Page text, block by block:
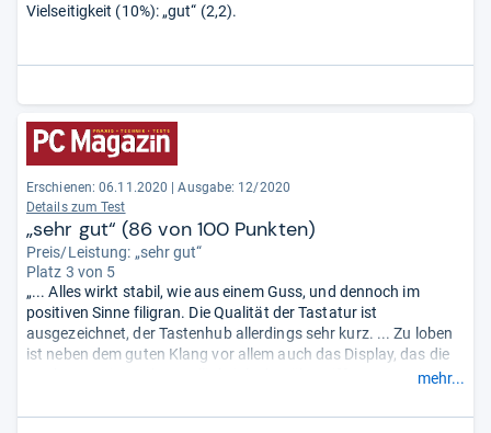
Vielseitigkeit (10%): „gut“ (2,2).
Erschienen: 06.11.2020 | Ausgabe: 12/2020
Details zum Test
„sehr gut“ (86 von 100 Punkten)
Preis/Leistung: „sehr gut“
Platz 3 von 5
„... Alles wirkt stabil, wie aus einem Guss, und dennoch im
positiven Sinne filigran. Die Qualität der Tastatur ist
ausgezeichnet, der Tastenhub allerdings sehr kurz. ... Zu loben
ist neben dem guten Klang vor allem auch das Display, das die
Konkurrenz in Sachen Helligkeit locker übertrifft. ... Die Leistung
wären eine gute Idee gewesen. Die 256 GByte der SSD sind sehr
mehr...